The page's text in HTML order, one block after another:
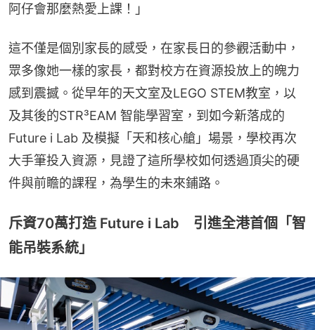
阿仔會那麼熱愛上課！」
這不僅是個別家長的感受，在家長日的參觀活動中，
眾多像她一樣的家長，都對校方在資源投放上的魄力
感到震撼。從早年的天文室及LEGO STEM教室，以
及其後的STR³EAM 智能學習室，到如今新落成的
Future i Lab 及模擬「天和核心艙」場景，學校再次
大手筆投入資源，見證了這所學校如何透過頂尖的硬
件與前瞻的課程，為學生的未來鋪路。
斥資70萬打造 Future i Lab 引進全港首個「智
能吊裝系統」